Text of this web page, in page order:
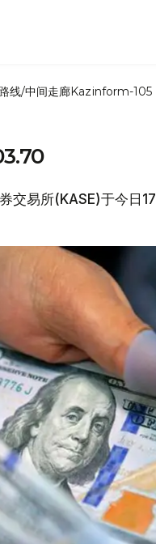
线/中间走廊Kazinform-105
交易所(KASE)于今日